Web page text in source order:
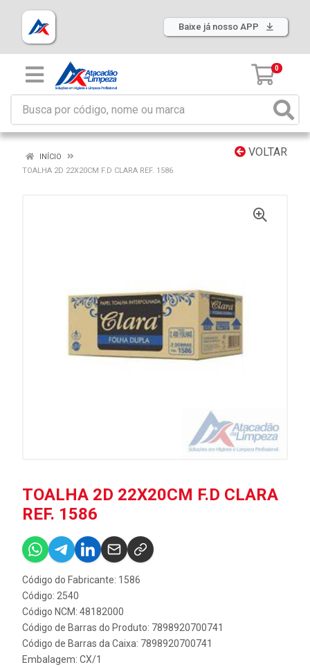
Baixe já nosso APP
0
VOLTAR
INÍCIO
TOALHA 2D 22X20CM F.D CLARA REF. 1586
TOALHA 2D 22X20CM F.D CLARA
REF. 1586
Código do Fabricante: 1586
Código: 2540
Código NCM: 48182000
Código de Barras do Produto: 7898920700741
Código de Barras da Caixa: 7898920700741
Embalagem: CX/1